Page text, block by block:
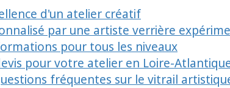
d'un atelier créatif
par une artiste verrière
pour tous les niveaux
pour votre atelier en Loire-
fréquentes sur le vitrail